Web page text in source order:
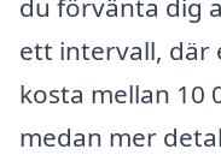
du förvänta dig
ett intervall, där
kosta mellan 10
medan mer